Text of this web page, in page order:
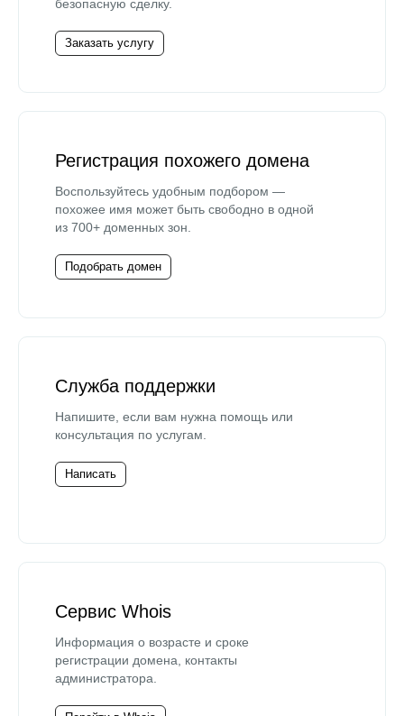
безопасную сделку.
Заказать услугу
Регистрация похожего домена
Воспользуйтесь удобным подбором —
похожее имя может быть свободно в одной
из 700+ доменных зон.
Подобрать домен
Служба поддержки
Напишите, если вам нужна помощь или
консультация по услугам.
Написать
Сервис Whois
Информация о возрасте и сроке
регистрации домена, контакты
администратора.